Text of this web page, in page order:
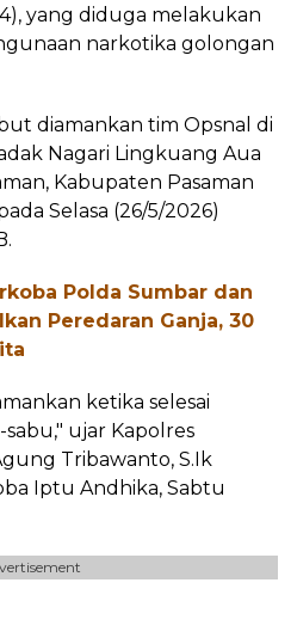
yang diduga melakukan
narkotika golongan
diamankan tim Opsnal di
Nagari Lingkuang Aua
Kabupaten Pasaman
Selasa (26/5/2026)
Polda Sumbar dan
Peredaran Ganja, 30
ketika selesai
ujar Kapolres
Tribawanto, S.Ik
Iptu Andhika, Sabtu